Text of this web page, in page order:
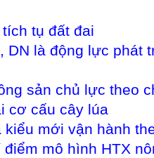
tụ đất đai
DN là động lực phát
sản chủ lực theo
cơ cấu cây lúa
mới vận hành
điểm mô hình HTX